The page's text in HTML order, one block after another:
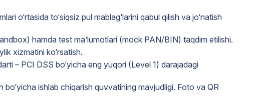
o‘rtasida to‘siqsiz pul mablag‘larini qabul qilish va jo‘natish
hamda test ma’lumotlari (mock PAN/BIN) taqdim etilishi.
xizmatini ko‘rsatish.
– PCI DSS bo‘yicha eng yuqori (Level 1) darajadagi
ishlab chiqarish quvvatining mavjudligi. Foto va QR